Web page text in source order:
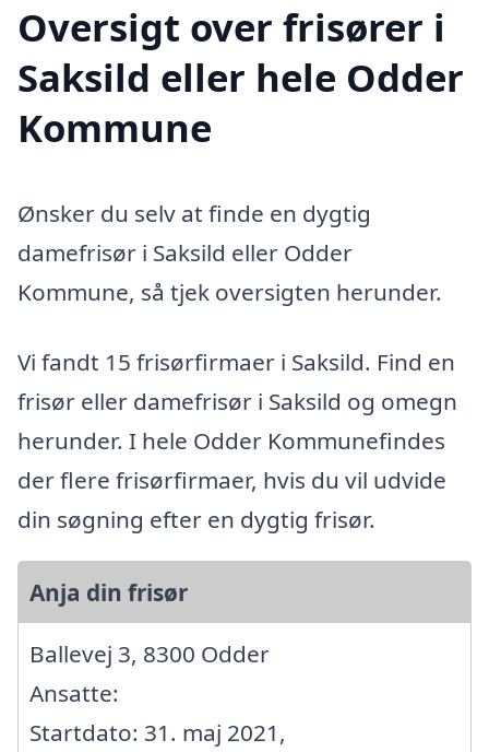
Oversigt over frisører i
Saksild eller hele Odder
Kommune
Ønsker du selv at finde en dygtig
damefrisør i Saksild eller Odder
Kommune, så tjek oversigten herunder.
Vi fandt 15 frisørfirmaer i Saksild. Find en
frisør eller damefrisør i Saksild og omegn
herunder. I hele Odder Kommunefindes
der flere frisørfirmaer, hvis du vil udvide
din søgning efter en dygtig frisør.
Anja din frisør
Ballevej 3, 8300 Odder
Ansatte:
Startdato: 31. maj 2021,